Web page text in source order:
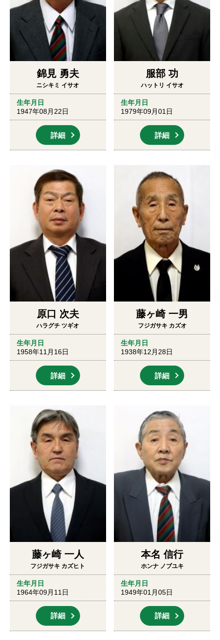
錦見 勇夫
ニシキミ イサオ
生年月日
1947年08月22日
詳細
服部 功
ハットリ イサオ
生年月日
1979年09月01日
詳細
原口 次夫
ハラグチ ツギオ
生年月日
1958年11月16日
詳細
藤ヶ崎 一男
フジガサキ カズオ
生年月日
1938年12月28日
詳細
藤ヶ崎 一人
フジガサキ カズヒト
生年月日
1964年09月11日
詳細
本名 信行
ホンナ ノブユキ
生年月日
1949年01月05日
詳細